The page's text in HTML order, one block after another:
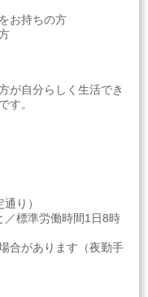
お持ちの方
が自分らしく生活でき
す。
り）
標準労働時間1日8時
合があります（夜勤手